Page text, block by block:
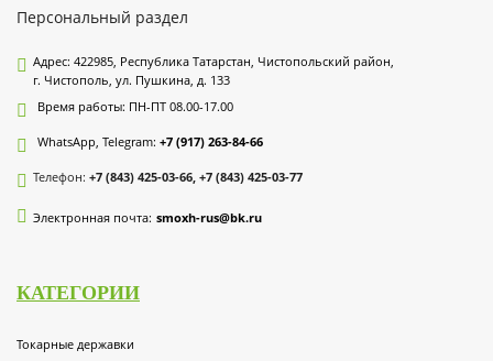
Персональный раздел
Адрес: 422985, Республика Татарстан, Чистопольский район,
г. Чистополь, ул. Пушкина, д. 133
Время работы: ПН-ПТ 08.00-17.00
WhatsApp, Telegram: +7 (917) 263-84-66
Телефон: +7 (843) 425-03-66, +7 (843) 425-03-77
Электронная почта: smoxh-rus@bk.ru
КАТЕГОРИИ
Токарные державки